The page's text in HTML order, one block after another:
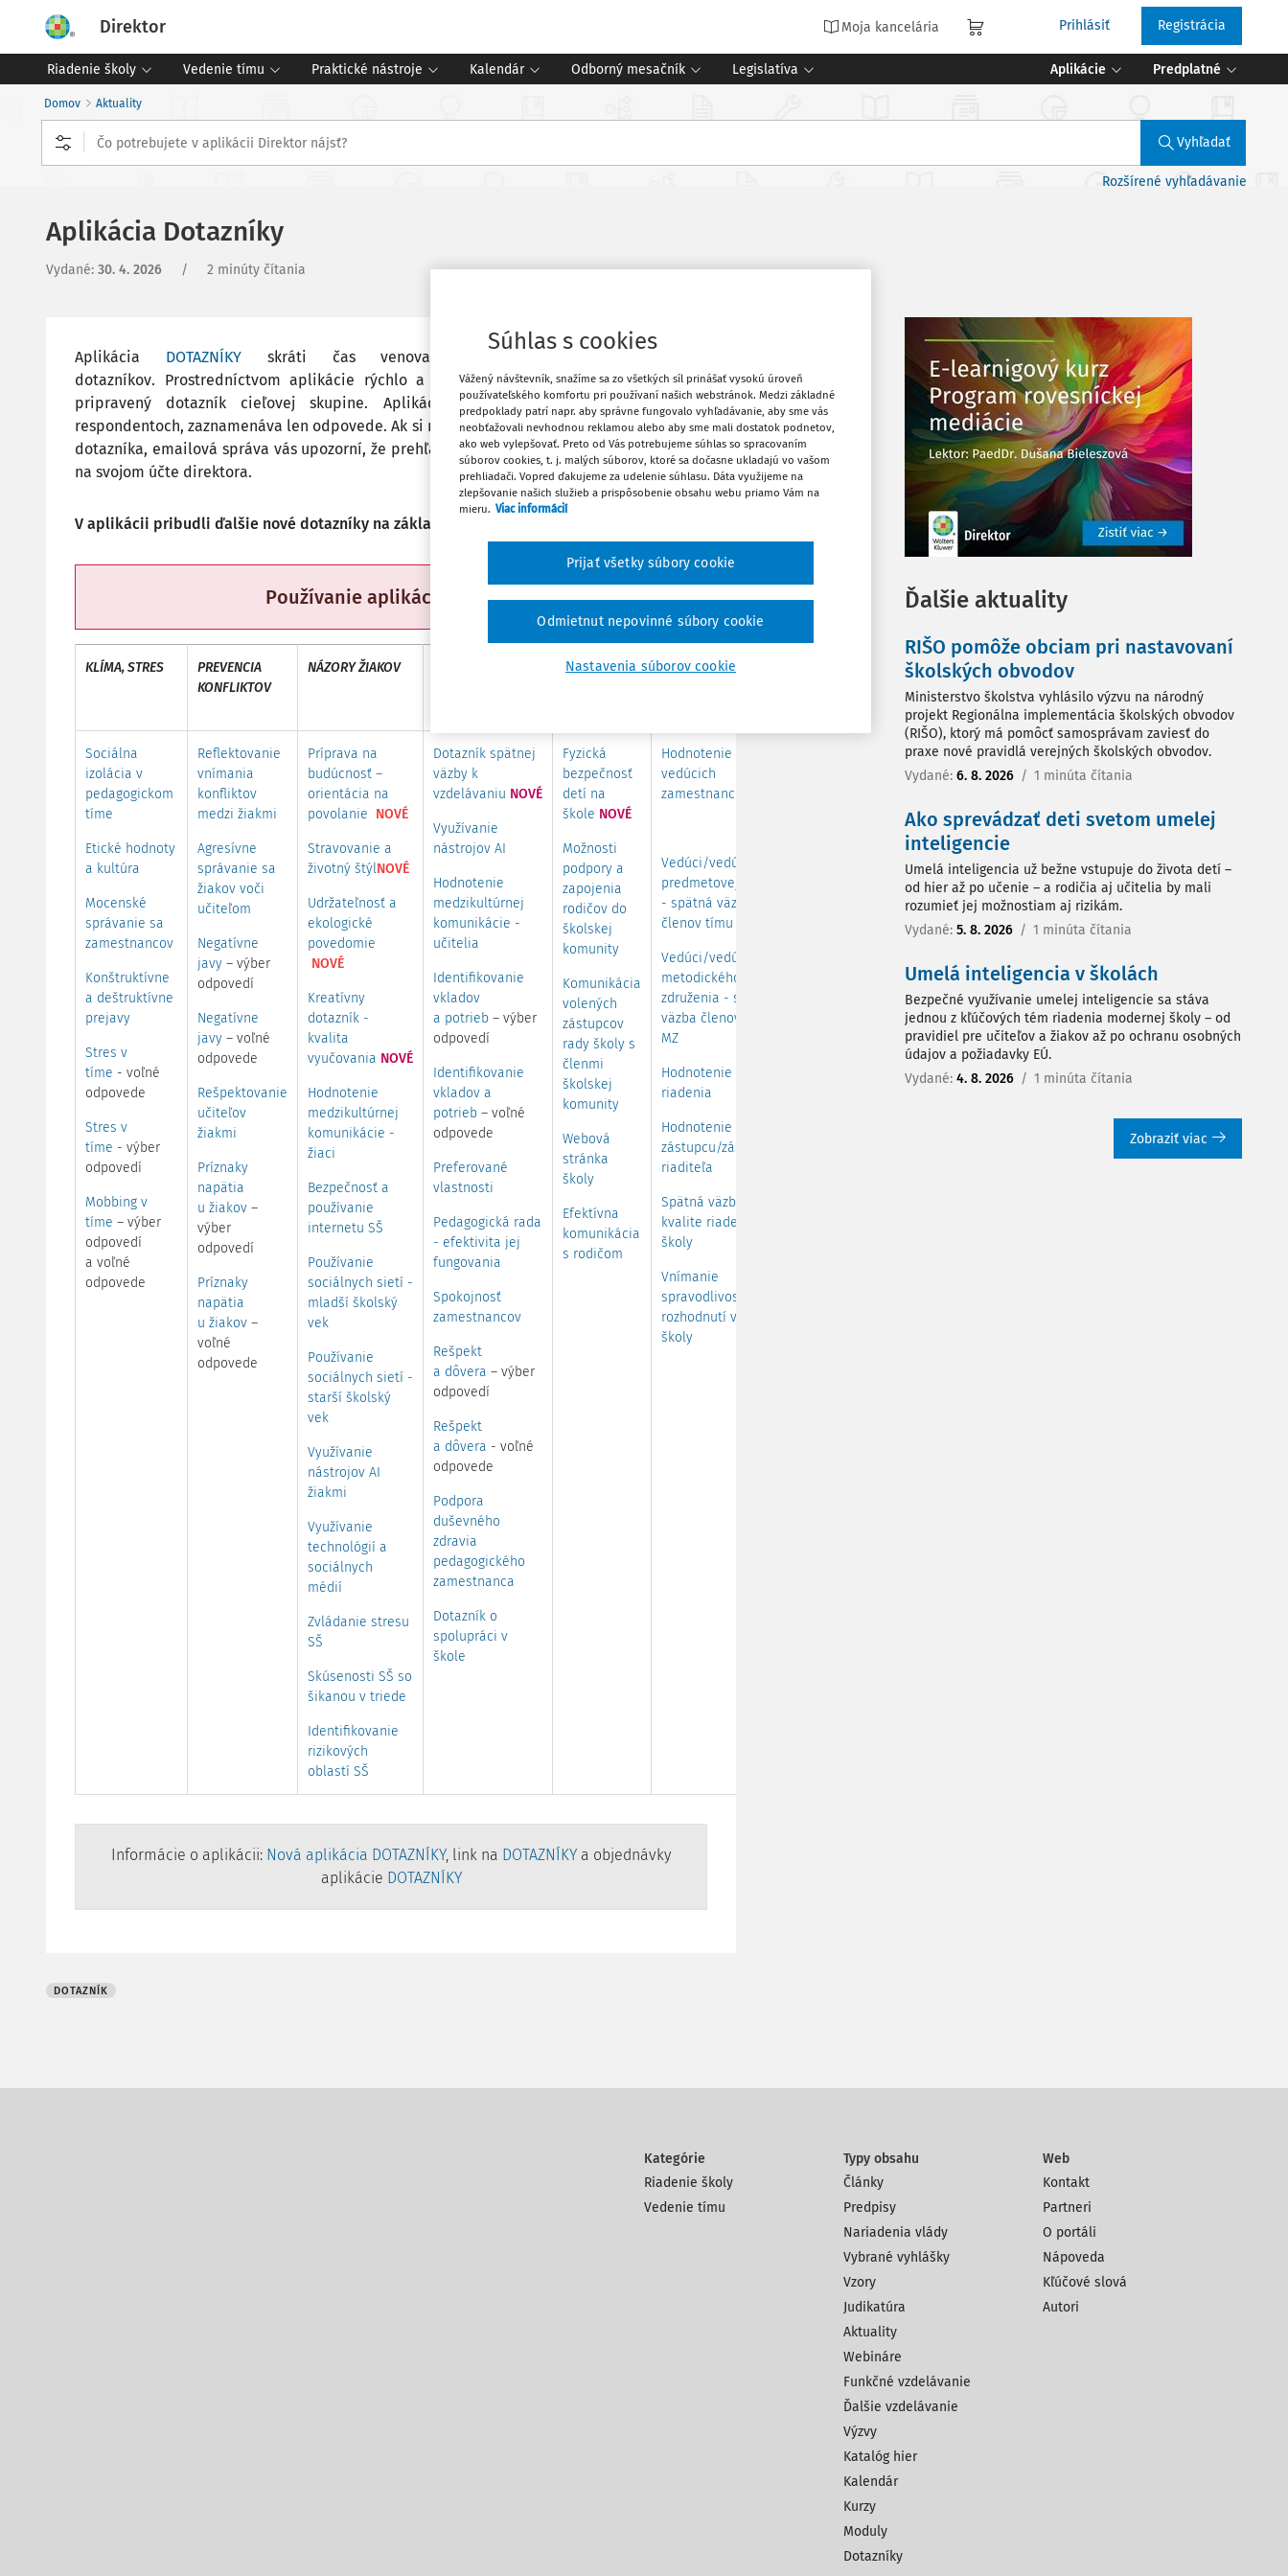
Direktor Moja kancelária Prihlásiť Registrácia
Riadenie školy Vedenie tímu Praktické nástroje Kalendár Odborný mesačník Legislatíva Aplikácie Predplatné
Domov Aktuality
Vyhľadať
Rozšírené vyhľadávanie
Aplikácia Dotazníky
Vydané: 30. 4. 2026 / 2 minúty čítania
Aplikácia DOTAZNÍKYskráti čas venovaný príprave a vyhodnocovaniu
dotazníkov. Prostredníctvom aplikácie rýchlo a jednoducho odošlete link na vopred
pripravený dotazník cieľovej skupine. Aplikácia nezhromažďuje žiadne údaje o
respondentoch, zaznamenáva len odpovede. Ak si nastavíte dátum ukončenia vyplňovania
dotazníka, emailová správa vás upozorní, že prehľadné grafy a výsledky máte k dispozícii
na svojom účte direktora.
V aplikácii pribudli ďalšie nové dotazníky na základe vašich námetov.
Používanie aplikácie - VIDEO.
KLÍMA, STRES
PREVENCIA
KONFLIKTOV
NÁZORY ŽIAKOV
NÁZORY
KVALITA RIADENIA
Sociálna
izolácia v
pedagogickom
tíme
Etické hodnoty
a kultúra
Mocenské
správanie sa
zamestnancov
Konštruktívne
a deštruktívne
prejavy
Stres v
tíme - voľné
odpovede
Stres v
tíme - výber
odpovedí
Mobbing v
tíme – výber
odpovedí
a voľné
odpovede
Reflektovanie
vnímania
konfliktov
medzi žiakmi
Agresívne
správanie sa
žiakov voči
učiteľom
Negatívne
javy – výber
odpovedí
Negatívne
javy – voľné
odpovede
Rešpektovanie
učiteľov
žiakmi
Príznaky
napätia
u žiakov –
výber
odpovedí
Príznaky
napätia
u žiakov –
voľné
odpovede
Príprava na
budúcnosť –
orientácia na
povolanie NOVÉ
Stravovanie a
životný štýlNOVÉ
Udržateľnosť a
ekologické
povedomie
NOVÉ
Kreatívny
dotazník -
kvalita
vyučovania NOVÉ
Hodnotenie
medzikultúrnej
komunikácie -
žiaci
Bezpečnosť a
používanie
internetu SŠ
Používanie
sociálnych sietí -
mladší školský
vek
Používanie
sociálnych sietí -
starší školský
vek
Využívanie
nástrojov AI
žiakmi
Využívanie
technológií a
sociálnych
médií
Zvládanie stresu
SŠ
Skúsenosti SŠ so
šikanou v triede
Identifikovanie
rizikových
oblastí SŠ
Dotazník spätnej
väzby k
vzdelávaniu NOVÉ
Využívanie
nástrojov AI
Hodnotenie
medzikultúrnej
komunikácie -
učitelia
Identifikovanie
vkladov
a potrieb – výber
odpovedí
Identifikovanie
vkladov a
potrieb – voľné
odpovede
Preferované
vlastnosti
Pedagogická rada
- efektivita jej
fungovania
Spokojnosť
zamestnancov
Rešpekt
a dôvera – výber
odpovedí
Rešpekt
a dôvera - voľné
odpovede
Podpora
duševného
zdravia
pedagogického
zamestnanca
Dotazník o
spolupráci v
škole
Fyzická
bezpečnosť
detí na
škole NOVÉ
Možnosti
podpory a
zapojenia
rodičov do
školskej
komunity
Komunikácia
volených
zástupcov
rady školy s
členmi
školskej
komunity
Webová
stránka
školy
Efektívna
komunikácia
s rodičom
Hodnotenie
vedúcich
zamestnancov
Vedúci/vedúca
predmetovej komisie
- spätná väzba
členov tímu PK
Vedúci/vedúca
metodického
združenia - spätná
väzba členov tímu
MZ
Hodnotenie kvalít
riadenia
Hodnotenie
zástupcu/zástupkyne
riaditeľa
Spätná väzba ku
kvalite riadenia
školy
Vnímanie
spravodlivosti
rozhodnutí vedenia
školy
Informácie o aplikácii: Nová aplikácia DOTAZNÍKY, link na DOTAZNÍKY a objednávky
aplikácie DOTAZNÍKY
DOTAZNÍK
Vytlačiť
Zdieľať
Ďalšie aktuality
RIŠO pomôže obciam pri nastavovaní
školských obvodov
Ministerstvo školstva vyhlásilo výzvu na národný
projekt Regionálna implementácia školských obvodov
(RIŠO), ktorý má pomôcť samosprávam zaviesť do
praxe nové pravidlá verejných školských obvodov.
Vydané: 6. 8. 2026 / 1 minúta čítania
Ako sprevádzať deti svetom umelej
inteligencie
Umelá inteligencia už bežne vstupuje do života detí –
od hier až po učenie – a rodičia aj učitelia by mali
rozumieť jej možnostiam aj rizikám.
Vydané: 5. 8. 2026 / 1 minúta čítania
Umelá inteligencia v školách
Bezpečné využívanie umelej inteligencie sa stáva
jednou z kľúčových tém riadenia modernej školy – od
pravidiel pre učiteľov a žiakov až po ochranu osobných
údajov a požiadavky EÚ.
Vydané: 4. 8. 2026 / 1 minúta čítania
Zobraziť viac
Kategórie
Riadenie školy
Vedenie tímu
Typy obsahu
Články
Predpisy
Nariadenia vlády
Vybrané vyhlášky
Vzory
Judikatúra
Aktuality
Webináre
Funkčné vzdelávanie
Ďalšie vzdelávanie
Výzvy
Katalóg hier
Kalendár
Kurzy
Moduly
Dotazníky
Web
Kontakt
Partneri
O portáli
Nápoveda
Kľúčové slová
Autori
Súhlas s cookies
Vážený návštevník, snažíme sa zo všetkých síl prinášať vysokú úroveň
používateľského komfortu pri používaní našich webstránok. Medzi základné
predpoklady patrí napr. aby správne fungovalo vyhľadávanie, aby sme vás
neobťažovali nevhodnou reklamou alebo aby sme mali dostatok podnetov,
ako web vylepšovať. Preto od Vás potrebujeme súhlas so spracovaním
súborov cookies, t. j. malých súborov, ktoré sa dočasne ukladajú vo vašom
prehliadači. Vopred ďakujeme za udelenie súhlasu. Dáta využijeme na
zlepšovanie našich služieb a prispôsobenie obsahu webu priamo Vám na
mieru. Viac informácií
Nastavenia súborov cookie
Odmietnut nepovinné súbory cookie
Prijať všetky súbory cookie